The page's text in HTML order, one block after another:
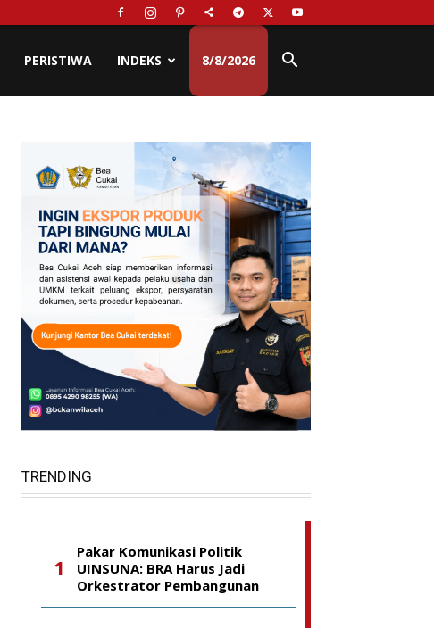
PERISTIWA INDEKS 8/8/2026
TRENDING
Pakar Komunikasi Politik
UINSUNA: BRA Harus Jadi
Orkestrator Pembangunan